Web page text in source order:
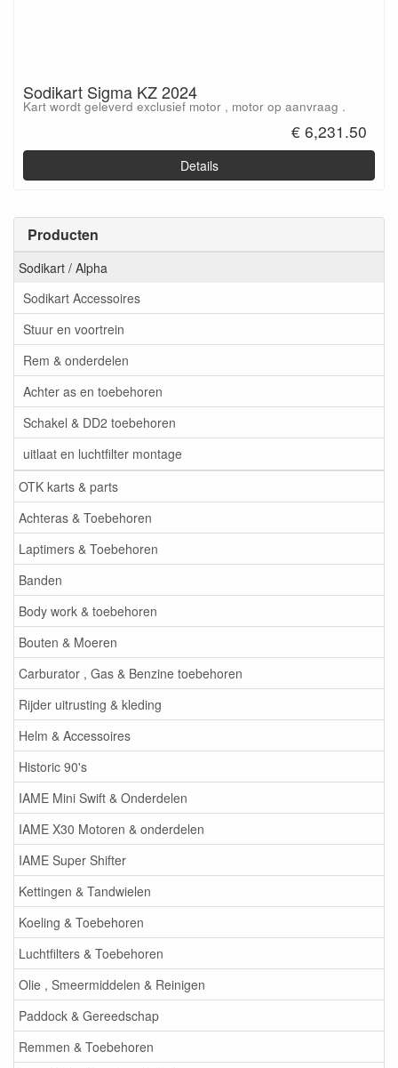
Producten
Sodikart / Alpha
Sodikart Accessoires
Stuur en voortrein
Rem & onderdelen
Achter as en toebehoren
Schakel & DD2 toebehoren
uitlaat en luchtfilter montage
OTK karts & parts
Achteras & Toebehoren
Laptimers & Toebehoren
Banden
Body work & toebehoren
Bouten & Moeren
Carburator , Gas & Benzine toebehoren
Rijder uitrusting & kleding
Helm & Accessoires
Historic 90's
IAME Mini Swift & Onderdelen
IAME X30 Motoren & onderdelen
IAME Super Shifter
Kettingen & Tandwielen
Koeling & Toebehoren
Luchtfilters & Toebehoren
Olie , Smeermiddelen & Reinigen
Paddock & Gereedschap
Remmen & Toebehoren
Sodikart Sigma KZ 2024
Kart wordt geleverd exclusief motor , motor op aanvraag .
€ 6,231.50
Details